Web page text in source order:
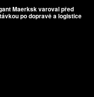
Maerksk varoval před
po dopravě a logistice